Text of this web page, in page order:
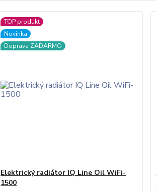
TOP produkt
Novinka
Doprava ZADARMO
Elektrický radiátor IQ Line Oil WiFi-
1500